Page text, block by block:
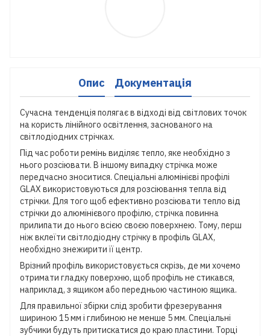
Опис Документація
Сучасна тенденція полягає в відході від світлових точок
на користь лінійного освітлення, заснованого на
світлодіодних стрічках.
Під час роботи ремінь виділяє тепло, яке необхідно з
нього розсіювати. В іншому випадку стрічка може
передчасно зноситися. Спеціальні алюмінієві профілі
GLAX використовуються для розсіювання тепла від
стрічки. Для того щоб ефективно розсіювати тепло від
стрічки до алюмінієвого профілю, стрічка повинна
прилипати до нього всією своєю поверхнею. Тому, перш
ніж вклеїти світлодіодну стрічку в профіль GLAX,
необхідно знежирити її центр.
Врізний профіль використовується скрізь, де ми хочемо
отримати гладку поверхню, щоб профіль не стикався,
наприклад, з ящиком або передньою частиною ящика.
Для правильної збірки слід зробити фрезерування
шириною 15 мм і глибиною не менше 5 мм. Спеціальні
зубчики будуть притискатися до краю пластини. Торці